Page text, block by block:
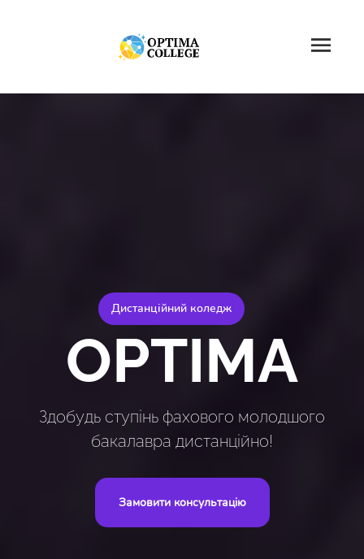
Дистанційний коледж
OPTIMA
Здобудь ступінь фахового молодшого
бакалавра дистанційно!
Замовити консультацію